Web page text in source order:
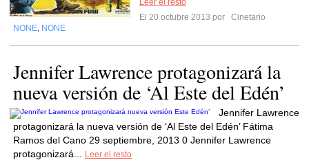
Leer el resto
El 20 octubre 2013 por
Cinetario
NONE NONE
Jennifer Lawrence protagonizará la
nueva versión de ‘Al Este del Edén’
Jennifer Lawrence
protagonizará la nueva versión de ‘Al Este del Edén’ Fátima
Ramos del Cano 29 septiembre, 2013 0 Jennifer Lawrence
protagonizará...
Leer el resto